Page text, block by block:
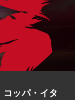
ッパ・イタ